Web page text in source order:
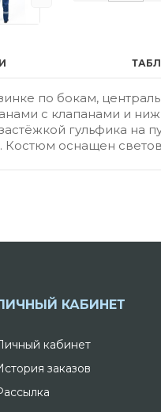
по бокам,
с клапанами и
гульфика на
Костюм оснащен
КАБИНЕТ
кабинет
заказов